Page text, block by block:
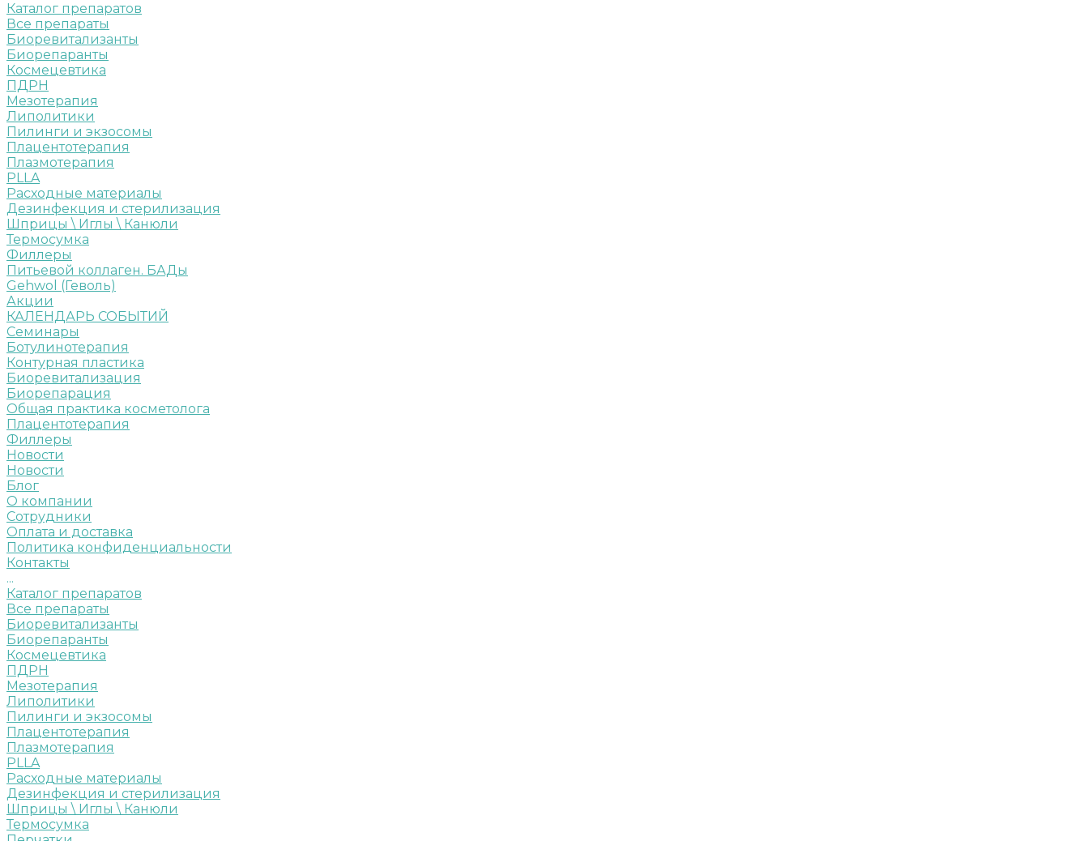
Каталог препаратов
Все препараты
Биоревитализанты
Биорепаранты
Космецевтика
ПДРН
Мезотерапия
Липолитики
Пилинги и экзосомы
Плацентотерапия
Плазмотерапия
PLLA
Расходные материалы
Дезинфекция и стерилизация
Шприцы \ Иглы \ Канюли
Термосумка
Филлеры
Питьевой коллаген. БАДы
Gehwol (Геволь)
Акции
КАЛЕНДАРЬ СОБЫТИЙ
Семинары
Ботулинотерапия
Контурная пластика
Биоревитализация
Биорепарация
Общая практика косметолога
Плацентотерапия
Филлеры
Новости
Новости
Блог
О компании
Сотрудники
Оплата и доставка
Политика конфиденциальности
Контакты
...
Каталог препаратов
Все препараты
Биоревитализанты
Биорепаранты
Космецевтика
ПДРН
Мезотерапия
Липолитики
Пилинги и экзосомы
Плацентотерапия
Плазмотерапия
PLLA
Расходные материалы
Дезинфекция и стерилизация
Шприцы \ Иглы \ Канюли
Термосумка